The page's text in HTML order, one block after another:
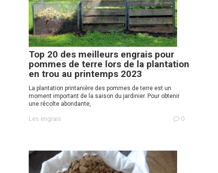
Top 20 des meilleurs engrais pour
pommes de terre lors de la plantation
en trou au printemps 2023
La plantation printanière des pommes de terre est un
moment important de la saison du jardinier. Pour obtenir
une récolte abondante,
Les engrais 0